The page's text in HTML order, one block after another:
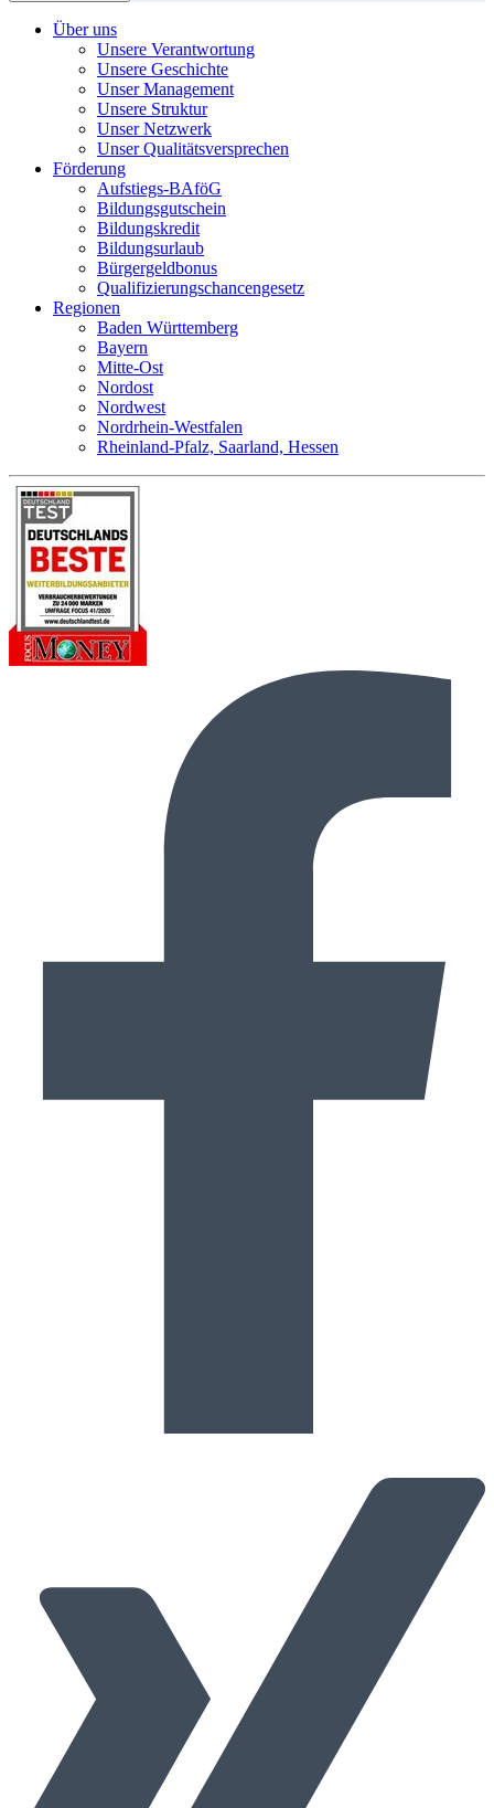
Über uns
Unsere Verantwortung
Unsere Geschichte
Unser Management
Unsere Struktur
Unser Netzwerk
Unser Qualitätsversprechen
Förderung
Aufstiegs-BAföG
Bildungsgutschein
Bildungskredit
Bildungsurlaub
Bürgergeldbonus
Qualifizierungschancengesetz
Regionen
Baden Württemberg
Bayern
Mitte-Ost
Nordost
Nordwest
Nordrhein-Westfalen
Rheinland-Pfalz, Saarland, Hessen